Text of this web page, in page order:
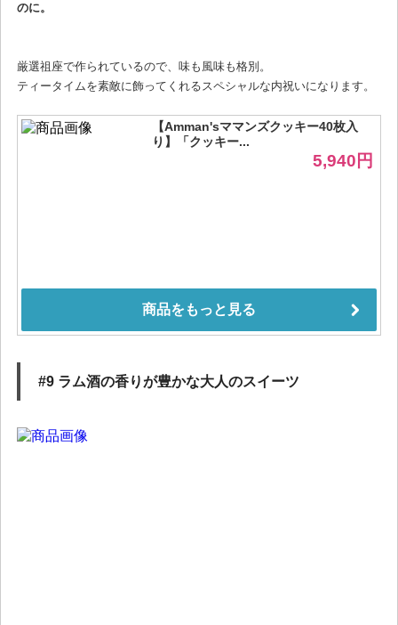
のに。
厳選祖座で作られているので、味も風味も格別。
ティータイムを素敵に飾ってくれるスペシャルな内祝いになります。
#9 ラム酒の香りが豊かな大人のスイーツ